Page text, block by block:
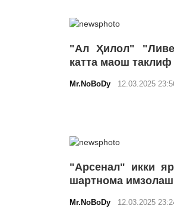
"Ал Ҳилол"
катта маош таклиф
Mr.NoBoDy 12.03.2025
"Арсенал" икки
шартнома
Mr.NoBoDy 12.03.2025